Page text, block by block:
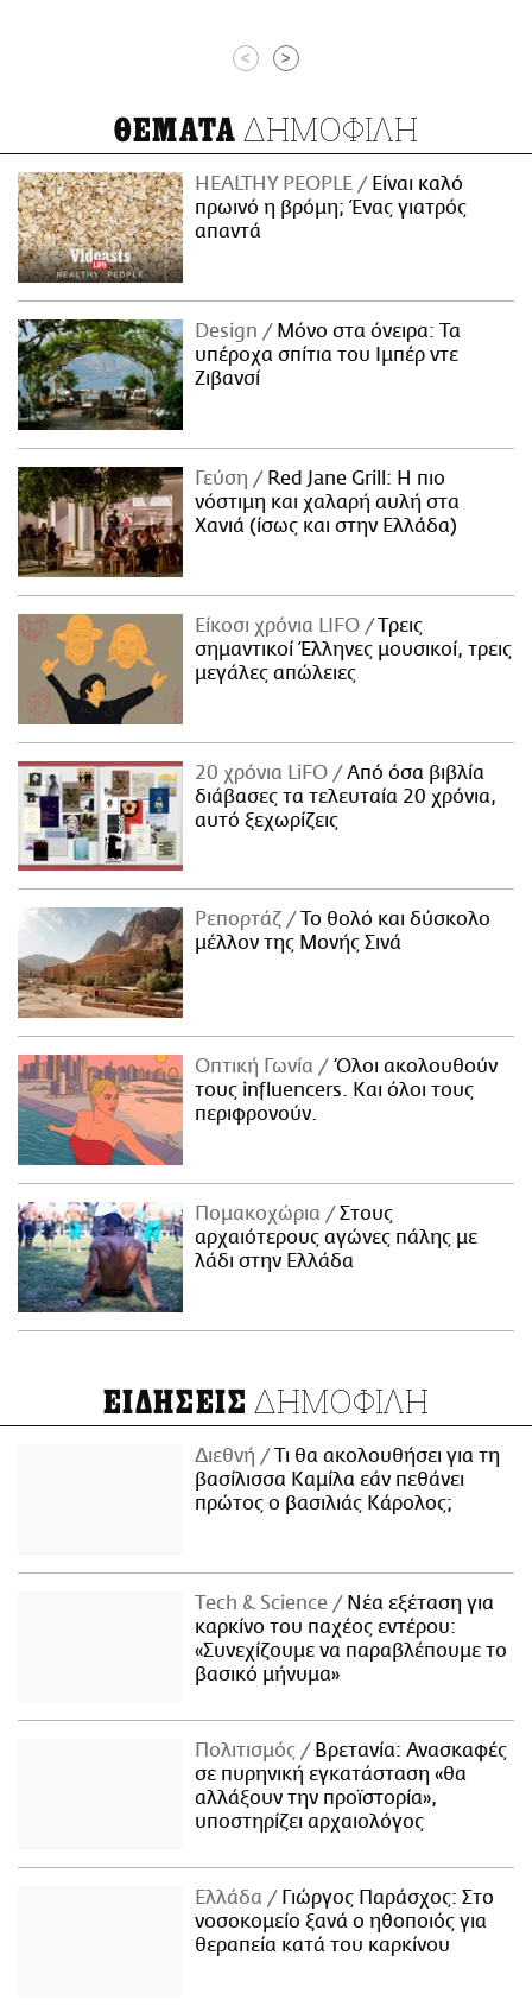
< >
ΘΕΜΑΤΑ ΔΗΜΟΦΙΛΗ
HEALTHY PEOPLE
Είναι καλό
πρωινό η βρόμη; Ένας γιατρός
απαντά
Design
Μόνο στα όνειρα: Τα
υπέροχα σπίτια του Ιμπέρ ντε
Ζιβανσί
Γεύση
Red Jane Grill: Η πιο
νόστιμη και χαλαρή αυλή στα
Χανιά (ίσως και στην Ελλάδα)
Είκοσι χρόνια LIFO
Tρεις
σημαντικοί Έλληνες μουσικοί, τρεις
μεγάλες απώλειες
20 χρόνια LiFO
Από όσα βιβλία
διάβασες τα τελευταία 20 χρόνια,
αυτό ξεχωρίζεις
Ρεπορτάζ
Το θολό και δύσκολο
μέλλον της Μονής Σινά
Οπτική Γωνία
Όλοι ακολουθούν
τους influencers. Και όλοι τους
περιφρονούν.
Πομακοχώρια
Στους
αρχαιότερους αγώνες πάλης με
λάδι στην Ελλάδα
ΕΙΔΗΣΕΙΣ ΔΗΜΟΦΙΛΗ
Διεθνή
Τι θα ακολουθήσει για τη
βασίλισσα Καμίλα εάν πεθάνει
πρώτος ο βασιλιάς Κάρολος;
Τech & Science
Νέα εξέταση για
καρκίνο του παχέος εντέρου:
«Συνεχίζουμε να παραβλέπουμε το
βασικό μήνυμα»
Πολιτισμός
Βρετανία: Ανασκαφές
σε πυρηνική εγκατάσταση «θα
αλλάξουν την προϊστορία»,
υποστηρίζει αρχαιολόγος
Ελλάδα
Γιώργος Παράσχος: Στο
νοσοκομείο ξανά ο ηθοποιός για
θεραπεία κατά του καρκίνου